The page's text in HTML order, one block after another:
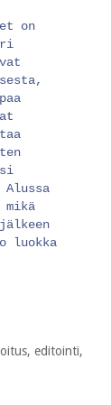
on
Alussa
luokka
editointi,